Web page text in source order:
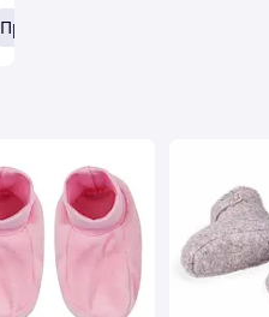
Про продавця